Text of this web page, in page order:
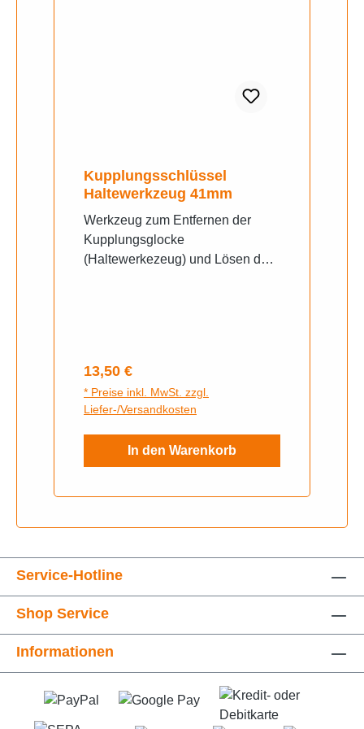
Kupplungsschlüssel
Haltewerkzeug 41mm
Werkzeug zum Entfernen der
Kupplungsglocke
(Haltewerkezeug) und Lösen der
Gegendruckfeder
durchzuführen.Schlüsselweite:
41mmDurchmesser je Pin:
11,2mmAbstand zwischen den
Pins: 60mmWird verwendet bei
und den meisten Minarelli und
125/150ccm.
Regulärer Preis:
13,50 €
* Preise inkl. MwSt. zzgl.
Liefer-/Versandkosten
In den Warenkorb
Service-Hotline
Shop Service
Informationen